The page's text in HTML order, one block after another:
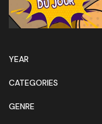
YEAR
CATEGORIES
GENRE